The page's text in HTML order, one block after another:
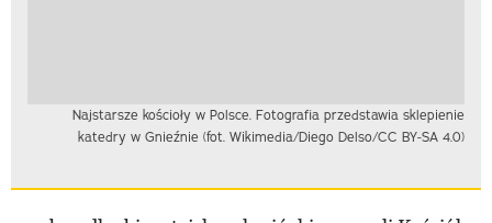
Najstarsze kościoły w Polsce. Fotografia przedstawia sklepienie
katedry w Gnieźnie (fot. Wikimedia/Diego Delso/CC BY-SA 4.0)